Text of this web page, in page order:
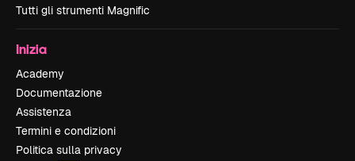
Tutti gli strumenti Magnific
Inizia
Academy
Documentazione
Assistenza
Termini e condizioni
Politica sulla privacy